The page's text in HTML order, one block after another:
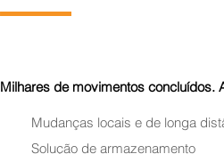
Milhares de movimentos concluídos.
Mudanças locais e de longa
Solução de armazenamento